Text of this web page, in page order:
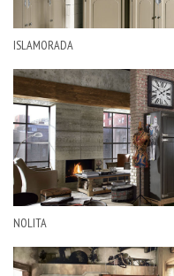
ISLAMORADA
NOLITA